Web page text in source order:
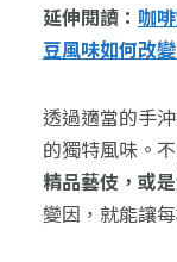
延伸閱讀： 咖
豆風味如何改變
透過適當的手
的獨特風味。
精品藝伎，或
變因，就能讓